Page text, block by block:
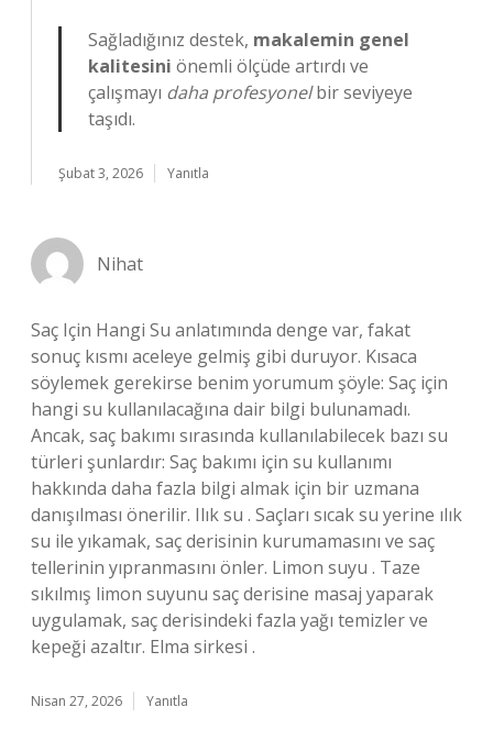
Sağladığınız destek, makalemin genel
kalitesini önemli ölçüde artırdı ve
çalışmayı daha profesyonelbir seviyeye
taşıdı.
Şubat 3, 2026 Yanıtla
Nihat
Saç Için Hangi Su anlatımında denge var, fakat
sonuç kısmı aceleye gelmiş gibi duruyor. Kısaca
söylemek gerekirse benim yorumum şöyle: Saç için
hangi su kullanılacağına dair bilgi bulunamadı.
Ancak, saç bakımı sırasında kullanılabilecek bazı su
türleri şunlardır: Saç bakımı için su kullanımı
hakkında daha fazla bilgi almak için bir uzmana
danışılması önerilir. Ilık su . Saçları sıcak su yerine ılık
su ile yıkamak, saç derisinin kurumamasını ve saç
tellerinin yıpranmasını önler. Limon suyu . Taze
sıkılmış limon suyunu saç derisine masaj yaparak
uygulamak, saç derisindeki fazla yağı temizler ve
kepeği azaltır. Elma sirkesi .
Nisan 27, 2026 Yanıtla